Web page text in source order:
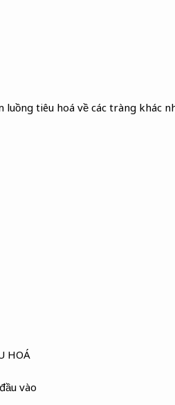
tiêu hoá về các tràng khác
HOÁ
vào